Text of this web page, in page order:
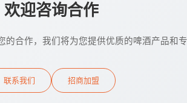
欢迎咨询合作
的合作，我们将为您提供优质的啤酒产品和
联系我们 招商加盟